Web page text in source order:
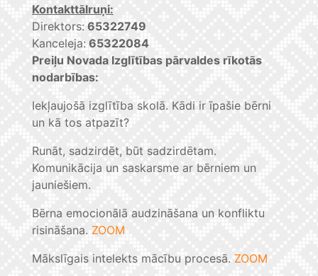
Kontakttālruņi:
Direktors: 65322749
Kanceleja: 65322084
Preiļu Novada Izglītības pārvaldes rīkotās
nodarbības:
Iekļaujošā izglītība skolā. Kādi ir īpašie bērni
un kā tos atpazīt?
Runāt, sadzirdēt, būt sadzirdētam.
Komunikācija un saskarsme ar bērniem un
jauniešiem.
Bērna emocionālā audzināšana un konfliktu
risināšana. ZOOM
Mākslīgais intelekts mācību procesā. ZOOM